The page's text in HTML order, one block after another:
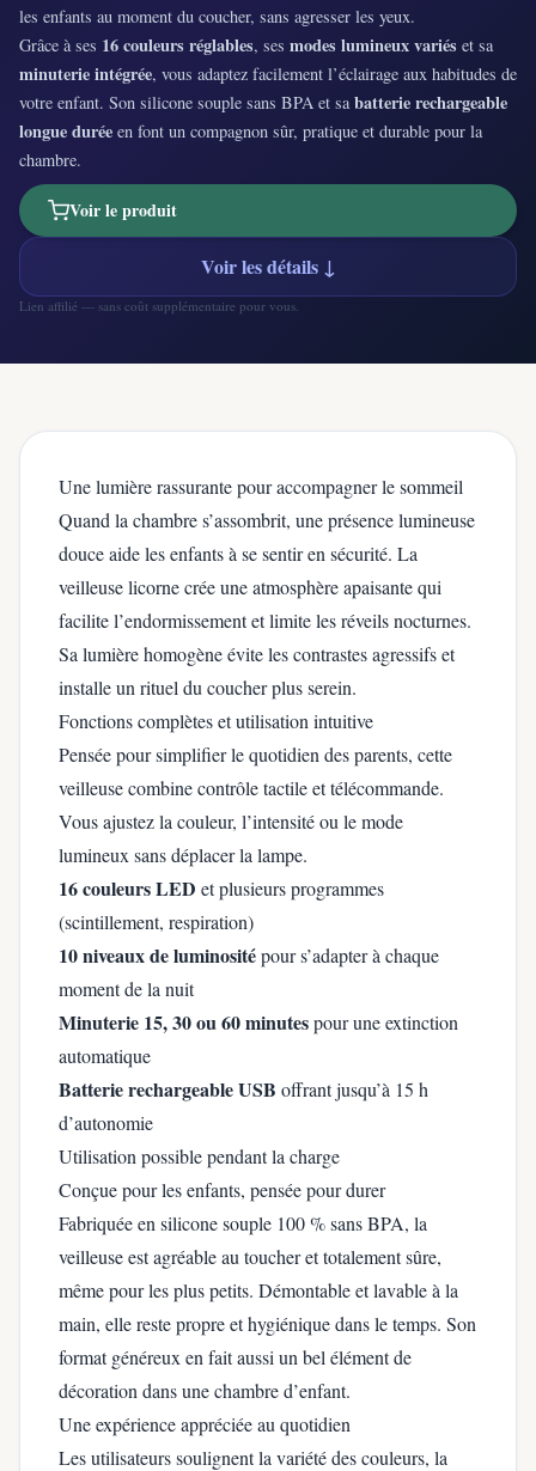
les enfants au moment du coucher, sans agresser les yeux.
Grâce à ses 16 couleurs réglables, ses modes lumineux variés et sa
minuterie intégrée, vous adaptez facilement l’éclairage aux habitudes de
votre enfant. Son silicone souple sans BPA et sabatterie rechargeable
longue durée en font un compagnon sûr, pratique et durable pour la
chambre.
Voir le produit
Voir les détails ↓
Lien affilié — sans coût supplémentaire pour vous.
Une lumière rassurante pour accompagner le sommeil
Quand la chambre s’assombrit, une présence lumineuse
douce aide les enfants à se sentir en sécurité. La
veilleuse licorne crée une atmosphère apaisante qui
facilite l’endormissement et limite les réveils nocturnes.
Sa lumière homogène évite les contrastes agressifs et
installe un rituel du coucher plus serein.
Fonctions complètes et utilisation intuitive
Pensée pour simplifier le quotidien des parents, cette
veilleuse combine contrôle tactile et télécommande.
Vous ajustez la couleur, l’intensité ou le mode
lumineux sans déplacer la lampe.
16 couleurs LED et plusieurs programmes
(scintillement, respiration)
10 niveaux de luminositépour s’adapter à chaque
moment de la nuit
Minuterie 15, 30 ou 60 minutespour une extinction
automatique
Batterie rechargeable USB offrant jusqu’à 15 h
d’autonomie
Utilisation possible pendant la charge
Conçue pour les enfants, pensée pour durer
Fabriquée en silicone souple 100 % sans BPA, la
veilleuse est agréable au toucher et totalement sûre,
même pour les plus petits. Démontable et lavable à la
main, elle reste propre et hygiénique dans le temps. Son
format généreux en fait aussi un bel élément de
décoration dans une chambre d’enfant.
Une expérience appréciée au quotidien
Les utilisateurs soulignent la variété des couleurs, la